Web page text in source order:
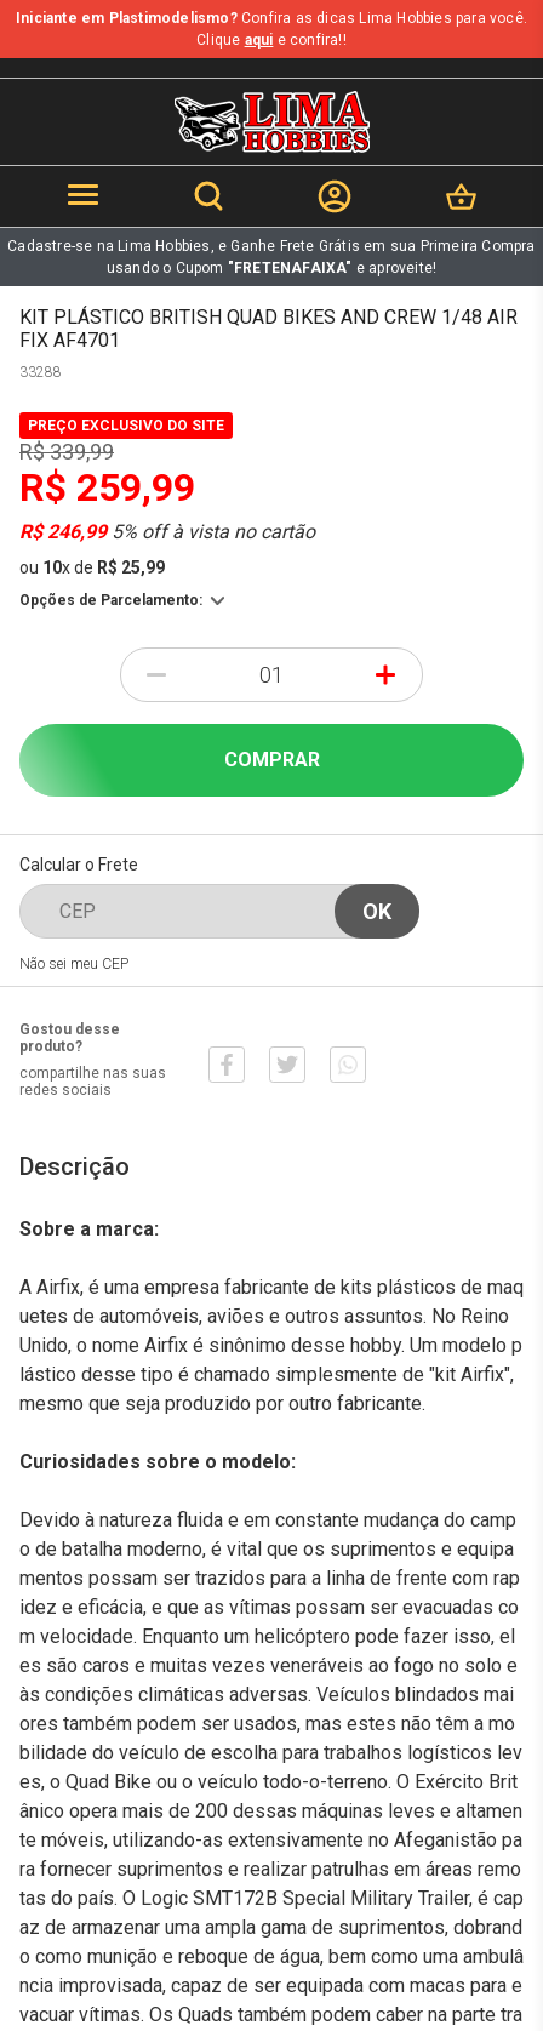
b
Iniciante em Plastimodelismo?Confira as dicas Lima Hobbies para você.
Clique aqui e confira!!
Cadastre-se na Lima Hobbies, e Ganhe Frete Grátis em sua Primeira Compra
usando o Cupom "FRETENAFAIXA" e aproveite!
KIT PLÁSTICO BRITISH QUAD BIKES AND CREW 1/48 AIR
FIX AF4701
33288
PREÇO EXCLUSIVO DO SITE
R$ 339,99
R$ 259,99
R$ 246,995% off à vista no cartão
ou 10xde R$ 25,99
Opções de Parcelamento:
- +
COMPRAR
Calcular o Frete
Não sei meu CEP
Gostou desse
produto?
compartilhe nas suas
redes sociais
Descrição
Sobre a marca:
A Airfix, é uma empresa fabricante de kits plásticos de maq
uetes de automóveis, aviões e outros assuntos. No Reino
Unido, o nome Airfix é sinônimo desse hobby. Um modelo p
lástico desse tipo é chamado simplesmente de "kit Airfix",
mesmo que seja produzido por outro fabricante.
Curiosidades sobre o modelo:
Devido à natureza fluida e em constante mudança do camp
o de batalha moderno, é vital que os suprimentos e equipa
mentos possam ser trazidos para a linha de frente com rap
idez e eficácia, e que as vítimas possam ser evacuadas co
m velocidade. Enquanto um helicóptero pode fazer isso, el
es são caros e muitas vezes veneráveis ao fogo no solo e
às condições climáticas adversas. Veículos blindados mai
ores também podem ser usados, mas estes não têm a mo
bilidade do veículo de escolha para trabalhos logísticos lev
es, o Quad Bike ou o veículo todo-o-terreno. O Exército Brit
ânico opera mais de 200 dessas máquinas leves e altamen
te móveis, utilizando-as extensivamente no Afeganistão pa
ra fornecer suprimentos e realizar patrulhas em áreas remo
tas do país. O Logic SMT172B Special Military Trailer, é cap
az de armazenar uma ampla gama de suprimentos, dobrand
o como munição e reboque de água, bem como uma ambulâ
ncia improvisada, capaz de ser equipada com macas para e
vacuar vítimas. Os Quads também podem caber na parte tra